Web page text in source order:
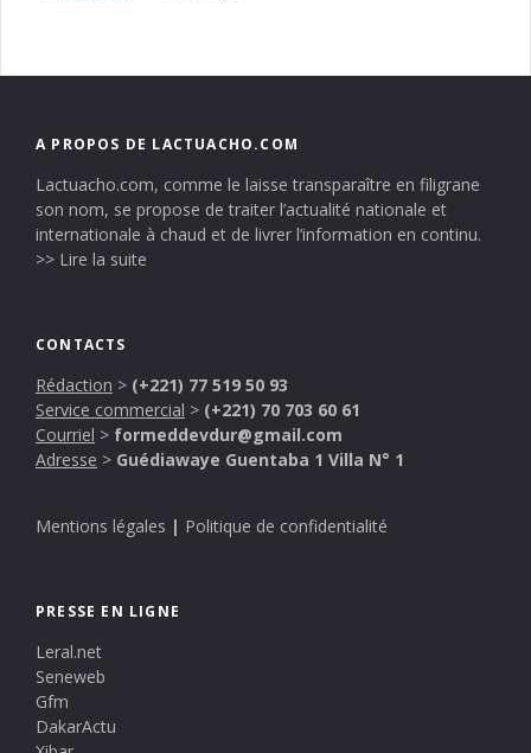
A PROPOS DE LACTUACHO.COM
Lactuacho.com, comme le laisse transparaître en filigrane
son nom, se propose de traiter l’actualité nationale et
internationale à chaud et de livrer l’information en continu.
>> Lire la suite
CONTACTS
Rédaction > (+221) 77 519 50 93
Service commercial > (+221) 70 703 60 61
Courriel > formeddevdur@gmail.com
Adresse > Guédiawaye Guentaba 1 Villa N° 1
Mentions légales | Politique de confidentialité
PRESSE EN LIGNE
Leral.net
Seneweb
Gfm
DakarActu